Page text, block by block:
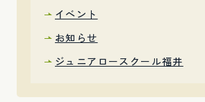
イベント
お知らせ
ジュニアロースクール福井